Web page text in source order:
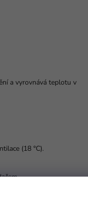
a vyrovnává teplotu v
(18 °C).